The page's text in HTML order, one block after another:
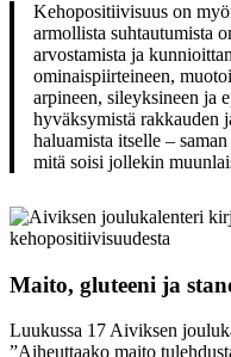
Kehopositiivisuus on
armollista suhtautumista
arvostamista ja
ominaispiirteineen,
arpineen, sileyksineen ja
hyväksymistä rakkauden
haluamista itselle –
mitä soisi jollekin
Maito, gluteeni ja
Luukussa 17 Aiviksen
”Aiheuttaako maito